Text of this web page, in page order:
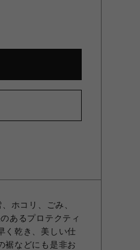
ホコリ、ごみ、
あるプロテクティ
く乾き、美しい仕
裾などにも是非お